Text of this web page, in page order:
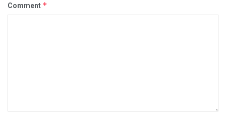
Comment *